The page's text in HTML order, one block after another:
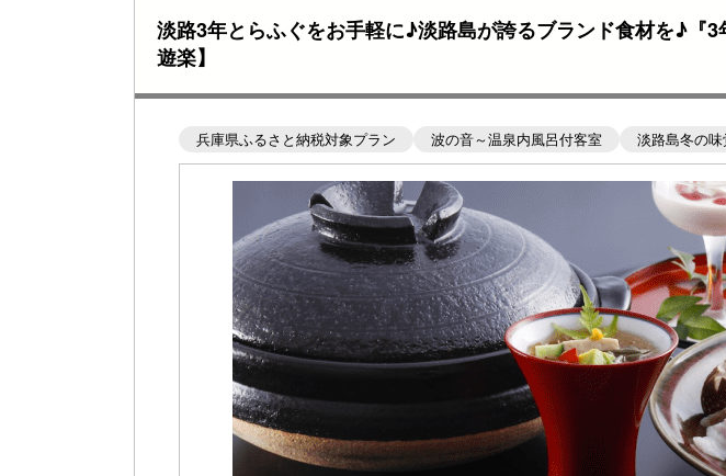
淡路3年とらふぐをお手軽に♪淡路島が誇るブランド食材を♪『
遊楽】
兵庫県ふるさと納税対象プラン 波の音～温泉内風呂付客室 淡路島冬の味